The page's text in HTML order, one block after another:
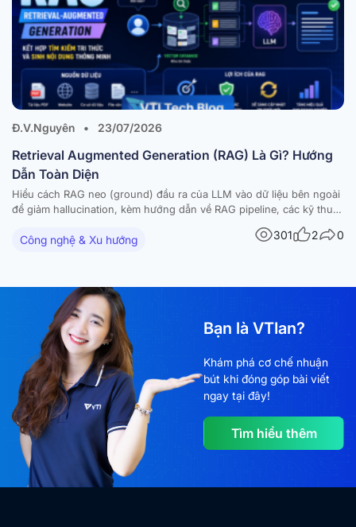
Đ.V.Nguyên • 23/07/2026
Retrieval Augmented Generation (RAG) Là Gì? Hướng
Dẫn Toàn Diện
Hiểu cách RAG neo (ground) đầu ra của LLM vào dữ liệu bên ngoài
để giảm hallucination, kèm hướng dẫn về RAG pipeline, các kỹ thuật
nâng cao và ứng dụng thực tế. Các mô hình ngôn ngữ lớn (large
language models – LLM) đã tạo ra những bước tiến…
Công nghệ & Xu hướng 301 2 0
Bạn là VTIan?
Khám phá cơ chế nhuận
bút khi đóng góp bài viết
ngay tại đây!
Tìm hiểu thêm